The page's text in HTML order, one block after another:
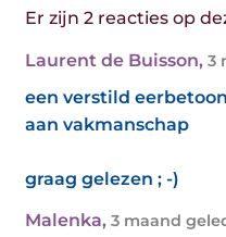
Er zijn 2 reacties op
Laurent de Buisson, 3
een verstild eerbetoon
aan vakmanschap
graag gelezen ; -)
Malenka, 3 maand